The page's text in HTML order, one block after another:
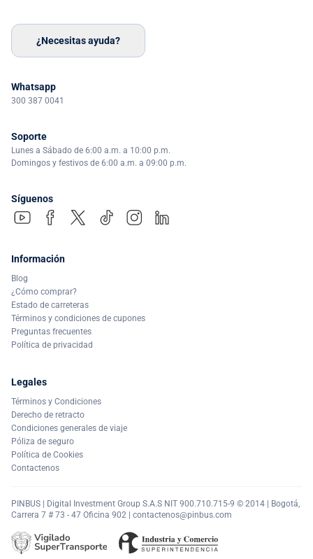
¿Necesitas ayuda?
Whatsapp
300 387 0041
Soporte
Lunes a Sábado de 6:00 a.m. a 10:00 p.m.
Domingos y festivos de 6:00 a.m. a 09:00 p.m.
Síguenos
Información
Blog
¿Cómo comprar?
Estado de carreteras
Términos y condiciones de cupones
Preguntas frecuentes
Política de privacidad
Legales
Términos y Condiciones
Derecho de retracto
Condiciones generales de viaje
Póliza de seguro
Política de Cookies
Contactenos
PINBUS | Digital Investment Group S.A.S NIT 900.710.715-9 © 2014 | Bogotá,
Carrera 7 # 73 - 47 Oficina 902 | contactenos@pinbus.com